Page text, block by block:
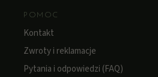
POMOC
Kontakt
Zwroty i reklamacje
Pytania i odpowiedzi (FAQ)